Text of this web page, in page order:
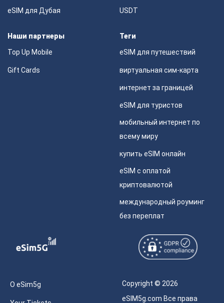
eSIM для Дубая USDT
Наши партнеры
Top Up Mobile
Gift Cards
Теги
eSIM для путешествий
виртуальная сим-карта
интернет за границей
eSIM для туристов
мобильный интернет по
всему миру
купить eSIM онлайн
eSIM с оплатой
криптовалютой
международный роуминг
без переплат
О eSim5g
Copyright © 2026
eSIM5g.com Все права